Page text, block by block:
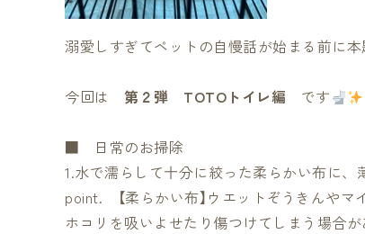
溺愛しすぎてペットの自慢話が始まる前に本
今回は 第２弾 TOTOトイレ編 です
■ 日常のお掃除
1.水で濡らして十分に絞った柔らかい布に、
point. 【柔らかい布】ウエットぞうきんや
ホコリを吸いよせたり傷つけてしまう場合